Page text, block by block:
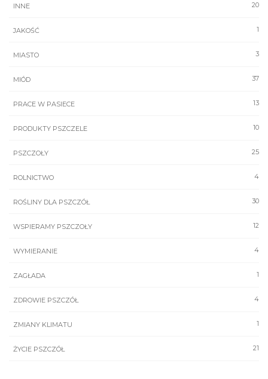
20
INNE
1
JAKOŚĆ
3
MIASTO
37
MIÓD
13
PRACE W PASIECE
10
PRODUKTY PSZCZELE
25
PSZCZOŁY
4
ROLNICTWO
30
ROŚLINY DLA PSZCZÓŁ
12
WSPIERAMY PSZCZOŁY
4
WYMIERANIE
1
ZAGŁADA
4
ZDROWIE PSZCZÓŁ
1
ZMIANY KLIMATU
21
ŻYCIE PSZCZÓŁ